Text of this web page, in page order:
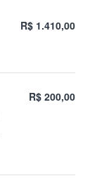
R$ 1.410,00
R$ 200,00